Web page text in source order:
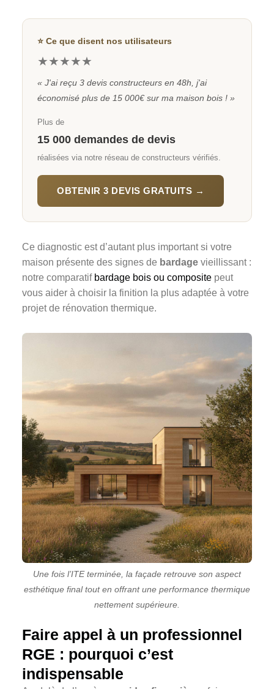
⭐ Ce que disent nos utilisateurs
★★★★★
« J'ai reçu 3 devis constructeurs en 48h, j'ai
économisé plus de 15 000€ sur ma maison bois ! »
Plus de
15 000 demandes de devis
réalisées via notre réseau de constructeurs vérifiés.
OBTENIR 3 DEVIS GRATUITS →
Ce diagnostic est d’autant plus important si votre
maison présente des signes de bardage vieillissant :
notre comparatif bardage bois ou composite peut
vous aider à choisir la finition la plus adaptée à votre
projet de rénovation thermique.
Une fois l’ITE terminée, la façade retrouve son aspect
esthétique final tout en offrant une performance thermique
nettement supérieure.
Faire appel à un professionnel
RGE : pourquoi c’est
indispensable